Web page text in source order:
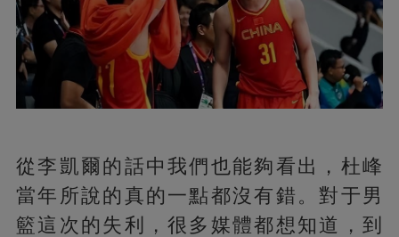
從李凱爾的話中我們也能夠看出，杜峰
當年所說的真的一點都沒有錯。對于男
籃這次的失利，很多媒體都想知道，到